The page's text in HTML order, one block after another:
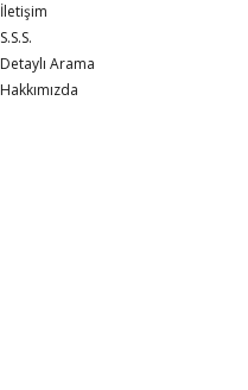
İletişim
S.S.S.
Detaylı Arama
Hakkımızda